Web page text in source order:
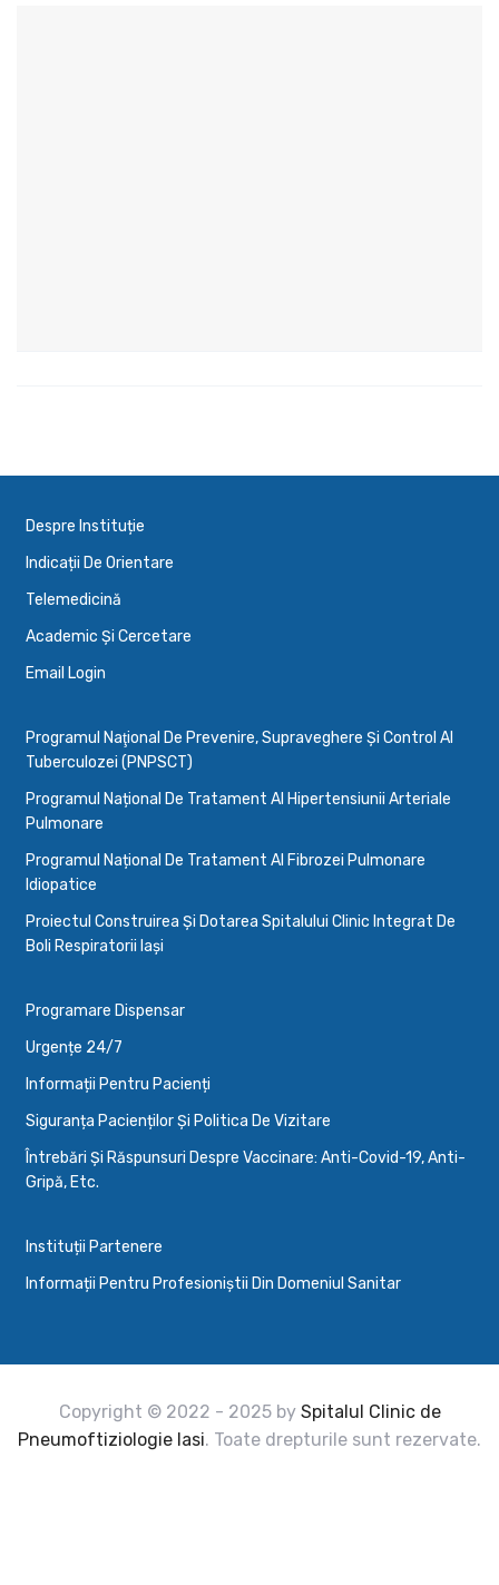
Despre Instituție
Indicații De Orientare
Telemedicină
Academic Și Cercetare
Email Login
Programul Naţional De Prevenire, Supraveghere Şi Control Al
Tuberculozei (PNPSCT)
Programul Național De Tratament Al Hipertensiunii Arteriale
Pulmonare
Programul Național De Tratament Al Fibrozei Pulmonare
Idiopatice
Proiectul Construirea Și Dotarea Spitalului Clinic Integrat De
Boli Respiratorii Iași
Programare Dispensar
Urgențe 24/7
Informații Pentru Pacienți
Siguranța Pacienților Și Politica De Vizitare
Întrebări Și Răspunsuri Despre Vaccinare: Anti-Covid-19, Anti-
Gripă, Etc.
Instituții Partenere
Informații Pentru Profesioniștii Din Domeniul Sanitar
Copyright © 2022 - 2025 by Spitalul Clinic de
Pneumoftiziologie Iasi. Toate drepturile sunt rezervate.